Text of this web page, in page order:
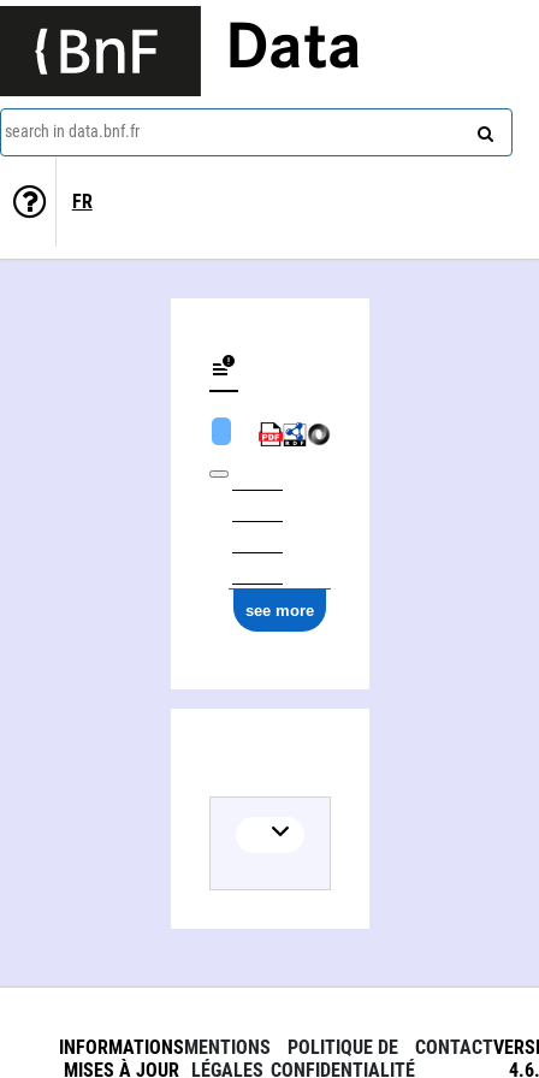
Data
search in data.bnf.fr
FR
see more
INFORMATIONS
MISES À JOUR
MENTIONS
LÉGALES
POLITIQUE DE
CONFIDENTIALITÉ
CONTACT